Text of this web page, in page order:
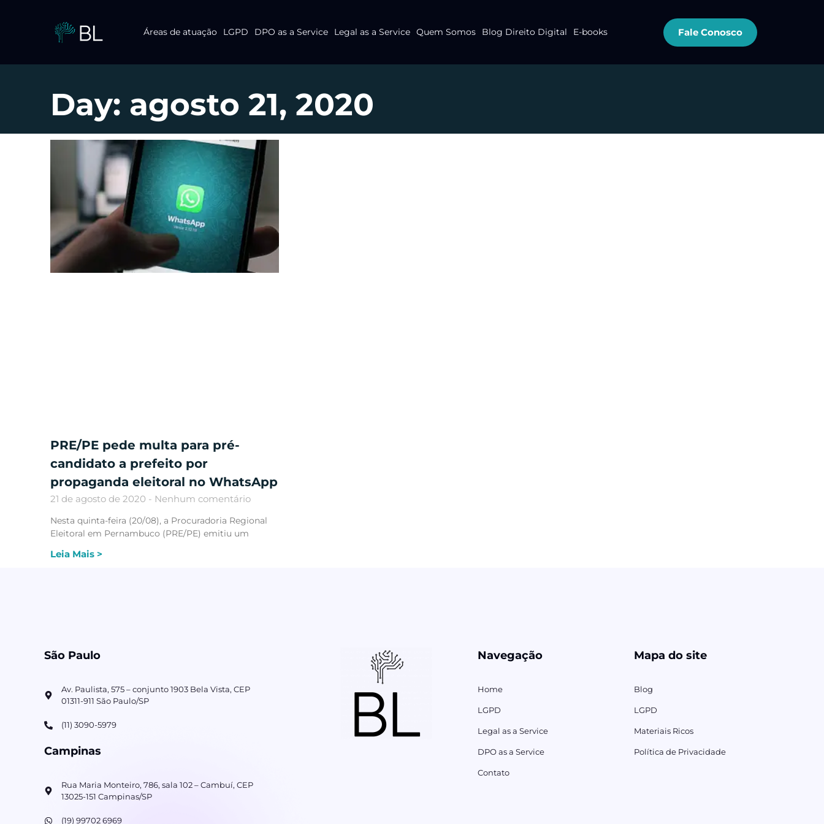
o
Áreas de atuação LGPD DPO as a Service Legal as a Service Quem Somos Blog Direito Digital E-books Fale Conosco
Day: agosto 21, 2020
PRE/PE pede multa para pré-
candidato a prefeito por
propaganda eleitoral no WhatsApp
21 de agosto de 2020 Nenhum comentário
Nesta quinta-feira (20/08), a Procuradoria Regional
Eleitoral em Pernambuco (PRE/PE) emitiu um
Leia Mais >
São Paulo
Av. Paulista, 575 – conjunto 1903 Bela Vista, CEP
01311-911 São Paulo/SP
(11) 3090-5979
Campinas
Rua Maria Monteiro, 786, sala 102 – Cambuí, CEP
13025-151 Campinas/SP
(19) 99702 6969
Navegação
Home
LGPD
Legal as a Service
DPO as a Service
Contato
Mapa do site
Blog
LGPD
Materiais Ricos
Política de Privacidade